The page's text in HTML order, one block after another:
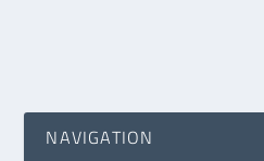
NAVIGATION